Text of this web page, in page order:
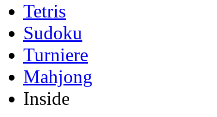
Tetris
Sudoku
Turniere
Mahjong
Inside